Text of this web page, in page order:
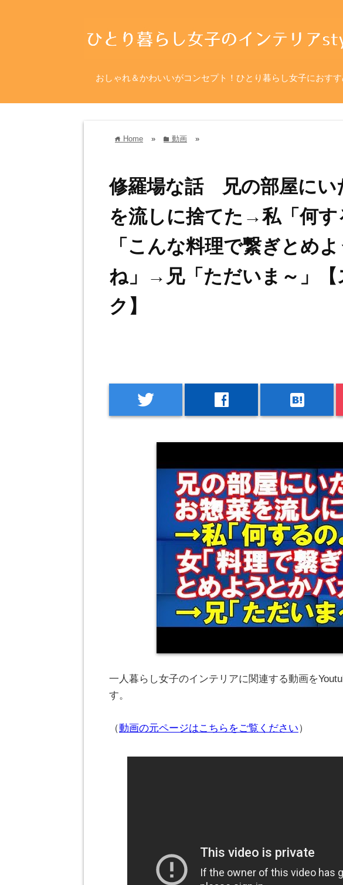
おしゃれ＆かわいいがコンセプト！ひとり暮らし女子におす
home Home » folder 動画 »
修羅場な話 兄の部屋にい
を流しに捨てた→私「何す
「こんな料理で繋ぎとめ
ね」→兄「ただいま～」【
ク】
twitter facebook hatenabookmark
一人暮らし女子のインテリアに関連する動画を
す。
（動画の元ページはこちらをご覧ください）